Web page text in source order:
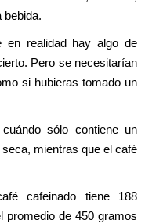
bebida.
en realidad hay algo de
Pero se necesitarían
si hubieras tomado un
sólo contiene un
mientras que el café
cafeinado tiene 188
promedio de 450 gramos